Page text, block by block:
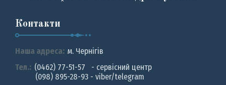
Контакти
Наша адреса: м. Чернiгiв
Тел.: (0462) 77-51-57 - сервісний центр
(098) 895-28-93 - viber/telegram